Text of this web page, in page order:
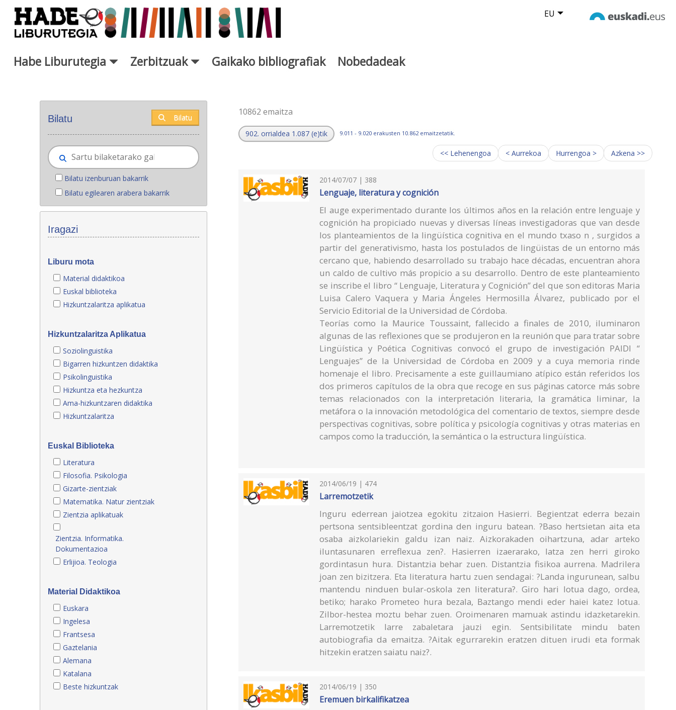
Eduki nagusira joan EU
Habe Liburutegia Zerbitzuak Gaikako bibliografiak Nobedadeak
Bilatu Bilatu
Bilatu izenburuan bakarrik
Bilatu egilearen arabera bakarrik
Iragazi
Liburu mota
Material didaktikoa
Euskal biblioteka
Hizkuntzalaritza aplikatua
Hizkuntzalaritza Aplikatua
Soziolinguistika
Bigarren hizkuntzen didaktika
Psikolinguistika
Hizkuntza eta hezkuntza
Ama-hizkuntzaren didaktika
Hizkuntzalaritza
Euskal Biblioteka
Literatura
Filosofia. Psikologia
Gizarte-zientziak
Matematika. Natur zientziak
Zientzia aplikatuak
Zientzia. Informatika.
Dokumentazioa
Erlijioa. Teologia
Material Didaktikoa
Euskara
Ingelesa
Frantsesa
Gaztelania
Alemana
Katalana
Beste hizkuntzak
10862 emaitza
902. orrialdea 1.087 (e)tik 9.011 - 9.020 erakusten 10.862 emaitzetatik.
<< Lehenengoa < Aurrekoa Hurrengoa > Azkena >>
2014/07/07 | 388
Lenguaje, literatura y cognición
El auge experimentado durante los últimos años en la relación entre lenguaje y
cognición ha propiciado nuevas y diversas líneas investigadoras que van desde
los planteamientos de la lingüística cognitiva en el mundo txaso n , surgidos a
partir del generativismo, hasta los postulados de lingüistas de un entorno más
cercano que, habiendo desarrollado su trabajo hace décadas, encuentran ahora
un caldo de cultivo más propicio a su desarrollo. Dentro de este planteamiento
se inscribe el libro “ Lenguaje, Literatura y Cognición” del que son editoras Maria
Luisa Calero Vaquera y Maria Ángeles Hermosilla Álvarez, publicado por el
Servicio Editorial de la Universidad de Córdoba.
Teorías como la Maurice Toussaint, fallecido a finales de 2010, iluminaron
algunas de las reflexiones que se produjeron en la reunión que para tratar sobre
Lingüística y Poética Cognitivas convocó el grupo de investigación PAIDI “
Lenguajes” de la Universidad de Córdoba en 2009 y a cuya memoria rinde
homenaje el libro. Precisamente a este guillaumiano atípico están referidos los
dos primeros capítulos de la obra que recoge en sus páginas catorce más sobre
temas relacionados con la interpretación literaria, la gramática liminar, la
metáfora o la innovación metodológica del comentario de textos, siempre desde
perspectivas cognitivas, sobre política y psicología cognitivas y otras materias en
campos como la traducción, la semántica o la estructura lingüística.
2014/06/19 | 474
Larremotzetik
Inguru ederrean jaiotzea egokitu zitzaion Hasierri. Begientzat ederra bezain
pertsona sentsibleentzat gordina den inguru batean. ?Baso hertsietan aita eta
osaba aizkolariekin galdu izan naiz. Aizkorakaden oihartzuna, adar arteko
iluntasunaren erreflexua zen?. Hasierren izaerarako, latza zen herri giroko
gordintasun hura. Distantzia behar zuen. Distantzia fisikoa aurrena. Madrilera
joan zen bizitzera. Eta literatura hartu zuen sendagai: ?Landa ingurunean, salbu
mantendu ninduen bular-oskola zen literatura?. Giro hari lotua dago, ordea,
betiko; harako Prometeo hura bezala, Baztango mendi eder haiei katez lotua.
Zilbor-hestea moztu behar zuen. Oroimenaren mamuak astindu idazketarekin.
Larremotzetik larre zabaletara jauzi egin. Sentsibilitate mindu baten
autobiografia da emaitza. ?Aitak egurrarekin eratzen dituen irudi eta formak
hitzekin eratzen saiatu naiz?.
2014/06/19 | 350
Eremuen birkalifikatzea